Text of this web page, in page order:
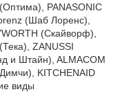
PANASONIC
(Шаб Лоренс),
(Скайворф),
ZANUSSI
и Штайн), ALMACOM
KITCHENAID
виды